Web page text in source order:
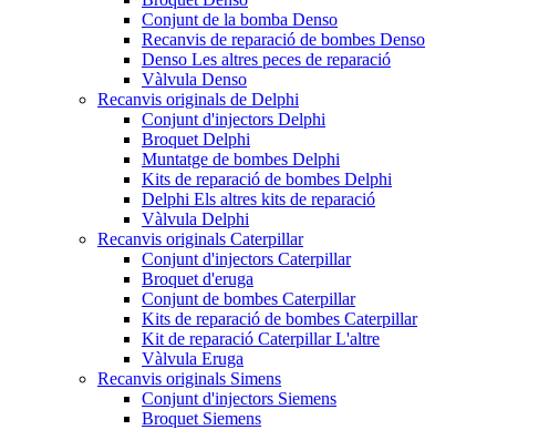
Conjunt de la bomba Denso
Recanvis de reparació de bombes Denso
Denso Les altres peces de reparació
Vàlvula Denso
Recanvis originals de Delphi
Conjunt d'injectors Delphi
Broquet Delphi
Muntatge de bombes Delphi
Kits de reparació de bombes Delphi
Delphi Els altres kits de reparació
Vàlvula Delphi
Recanvis originals Caterpillar
Conjunt d'injectors Caterpillar
Broquet d'eruga
Conjunt de bombes Caterpillar
Kits de reparació de bombes Caterpillar
Kit de reparació Caterpillar L'altre
Vàlvula Eruga
Recanvis originals Simens
Conjunt d'injectors Siemens
Broquet Siemens